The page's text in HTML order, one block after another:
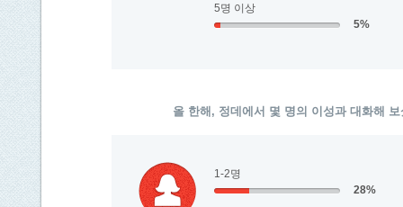
5명 이상
5%
올 한해, 정데에서 몇 명의 이성과 대화해
1-2명
28%